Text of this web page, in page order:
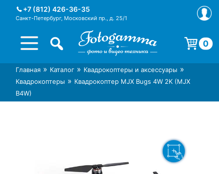
+7 (812) 426-36-35
Санкт-Петербург, Московский пр., д. 25/1
Интернет-магазин фототехники
Foto-Gamma в СПб
Магазин фотоаксессуаров foto-
gamma.ru
0
Корзина пуста.
Главная » Каталог » Квадрокоптеры и аксессуары »
Квадрокоптеры » Квадрокоптер MJX Bugs 4W 2K (MJX
B4W)